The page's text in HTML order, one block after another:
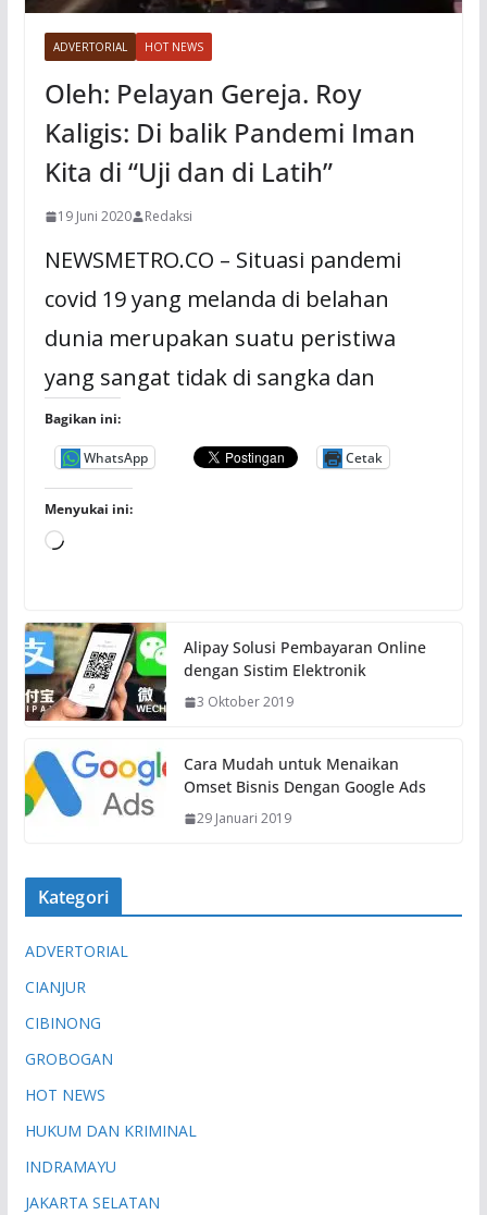
ADVERTORIAL HOT NEWS
Oleh: Pelayan Gereja. Roy
Kaligis: Di balik Pandemi Iman
Kita di “Uji dan di Latih”
19 Juni 2020 Redaksi
NEWSMETRO.CO – Situasi pandemi
covid 19 yang melanda di belahan
dunia merupakan suatu peristiwa
yang sangat tidak di sangka dan
Bagikan ini:
WhatsApp Cetak
Menyukai ini:
M
u
a
t
.
Alipay Solusi Pembayaran Online
dengan Sistim Elektronik
3 Oktober 2019
Cara Mudah untuk Menaikan
Omset Bisnis Dengan Google Ads
29 Januari 2019
Kategori
ADVERTORIAL
CIANJUR
CIBINONG
GROBOGAN
HOT NEWS
HUKUM DAN KRIMINAL
INDRAMAYU
JAKARTA SELATAN